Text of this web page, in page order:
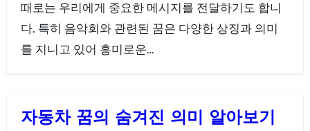
때로는 우리에게 중요한 메시지를 전달하기도 합니
다. 특히 음악회와 관련된 꿈은 다양한 상징과 의미
를 지니고 있어 흥미로운…
자동차 꿈의 숨겨진 의미 알아보기